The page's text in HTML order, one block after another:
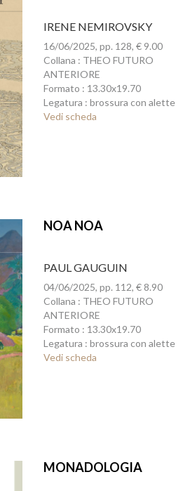
IRENE NEMIROVSKY
16/06/2025, pp. 128, € 9.00
Collana : THEO FUTURO
ANTERIORE
Formato : 13.30x19.70
Legatura : brossura con alette
Vedi scheda
NOA NOA
PAUL GAUGUIN
04/06/2025, pp. 112, € 8.90
Collana : THEO FUTURO
ANTERIORE
Formato : 13.30x19.70
Legatura : brossura con alette
Vedi scheda
MONADOLOGIA